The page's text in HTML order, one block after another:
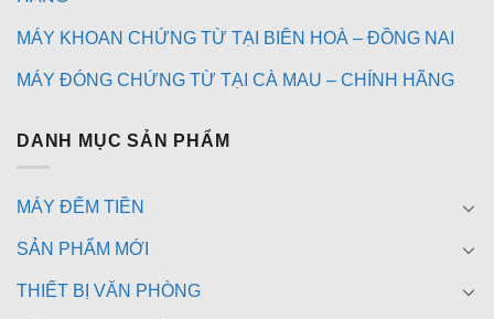
MÁY KHOAN CHỨNG TỪ TẠI BIÊN HOÀ – ĐỒNG NAI
MÁY ĐÓNG CHỨNG TỪ TẠI CÀ MAU – CHÍNH HÃNG
DANH MỤC SẢN PHẨM
MÁY ĐẾM TIỀN
SẢN PHẨM MỚI
THIẾT BỊ VĂN PHÒNG